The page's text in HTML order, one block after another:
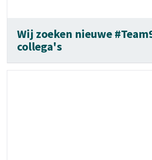
Wij zoeken nieuwe
collega's